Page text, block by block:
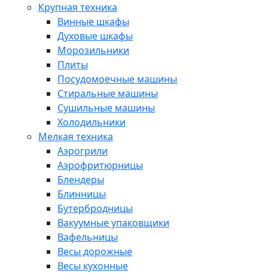
Крупная техника
Винные шкафы
Духовые шкафы
Морозильники
Плиты
Посудомоечные машины
Стиральные машины
Сушильные машины
Холодильники
Мелкая техника
Аэрогрили
Аэрофритюрницы
Блендеры
Блинницы
Бутербродницы
Вакуумные упаковщики
Вафельницы
Весы дорожные
Весы кухонные